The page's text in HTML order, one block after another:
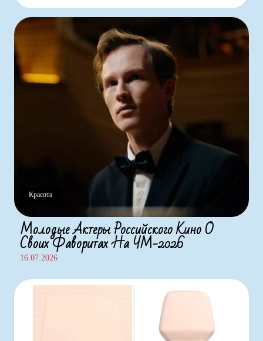
Красота
Молодые Актеры Российского Кино О
Своих Фаворитах На ЧМ-2026
16.07.2026